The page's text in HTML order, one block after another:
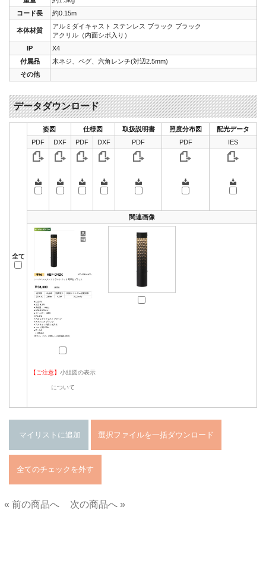
コード長
約0.15m
本体材質
アルミダイキャスト ステンレス ブラック ブラック
アクリル（内面シボ入り）
IP
X4
付属品
木ネジ、ペグ、六角レンチ(対辺2.5mm)
その他
データダウンロード
全て
姿図 仕様図 取扱説明書 照度分布図
配光データ
PDF
DXF PDF DXF PDF PDF IES
関連画像
【ご注意】 小組図の表示
について
« 前の商品へ
次の商品へ »